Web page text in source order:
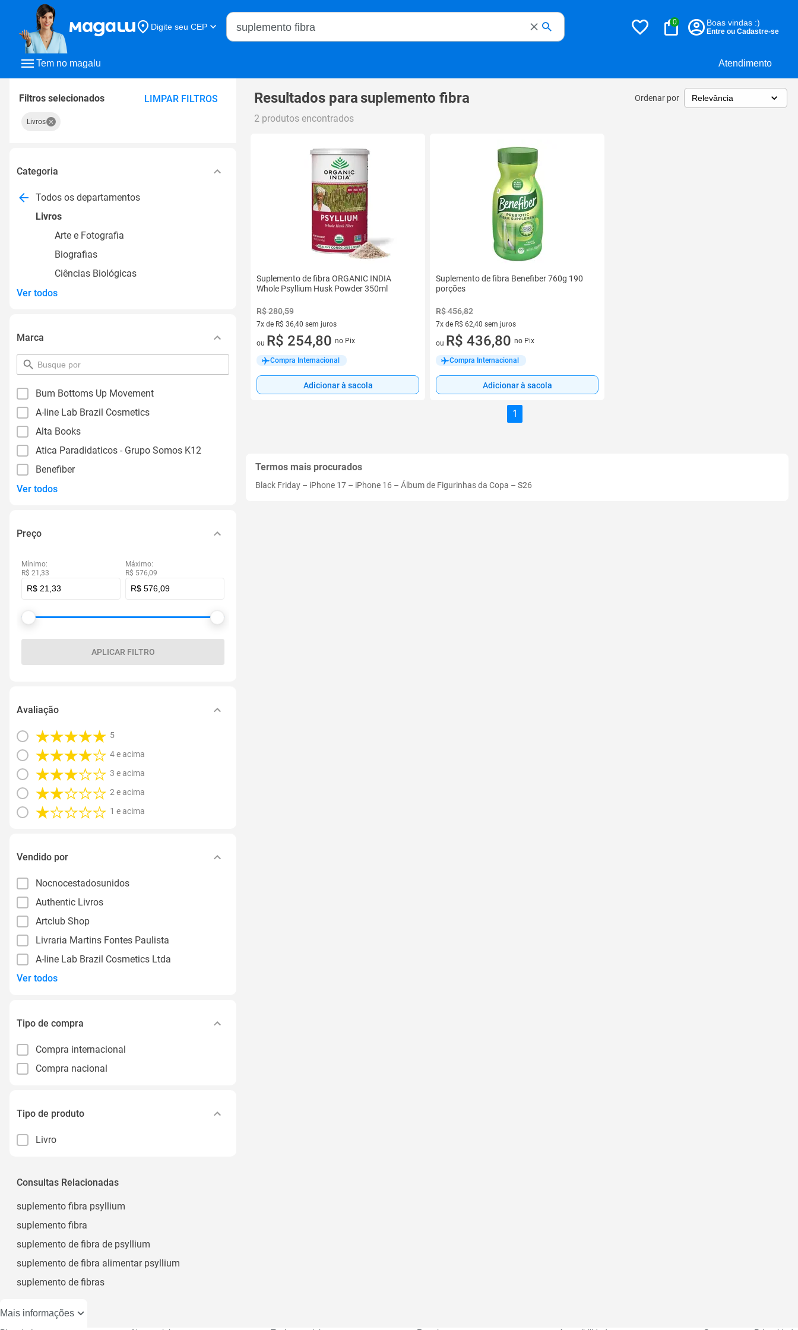
Tem no magalu Atendimento
Digite seu CEP
Buscar no Magalu
0 Boas vindas :)
Entre ou Cadastre-se
Filtros selecionados LIMPAR FILTROS
Livros
Categoria
Todos os departamentos
Livros
Arte e Fotografia
Biografias
Ciências Biológicas
Ver todos
Marca
pesquisar
por
Bum Bottoms Up Movement
A-line Lab Brazil Cosmetics
Alta Books
Atica Paradidaticos - Grupo Somos K12
Benefiber
Ver todos
Preço
Mínimo:
R$ 21,33
Máximo:
R$ 576,09
APLICAR FILTRO
Avaliação
5
4 e acima
3 e acima
2 e acima
1 e acima
Vendido por
Nocnocestadosunidos
Authentic Livros
Artclub Shop
Livraria Martins Fontes Paulista
A-line Lab Brazil Cosmetics Ltda
Ver todos
Tipo de compra
Compra internacional
Compra nacional
Tipo de produto
Livro
Consultas Relacionadas
suplemento fibra psyllium
suplemento fibra
suplemento de fibra de psyllium
suplemento de fibra alimentar psyllium
suplemento de fibras
Resultados parasuplemento fibra Ordenar por
2 produtos encontrados
Suplemento de fibra ORGANIC INDIA
Whole Psyllium Husk Powder 350ml
R$ 280,59
7x de R$ 36,40 sem juros
7 vez de R$ 36,40 sem juros
ou R$ 254,80 no Pix
Compra Internacional
Adicionar à sacola
Suplemento de fibra Benefiber 760g 190
porções
R$ 456,82
7x de R$ 62,40 sem juros
7 vez de R$ 62,40 sem juros
ou R$ 436,80 no Pix
Compra Internacional
Adicionar à sacola
1
Termos mais procurados
Black Friday – iPhone 17 – iPhone 16 – Álbum de Figurinhas da Copa – S26
Mais informações